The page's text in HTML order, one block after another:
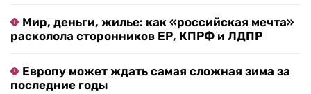
Мир, деньги, жилье: как «российская мечта»
расколола сторонников ЕР, КПРФ и ЛДПР
Европу может ждать самая сложная зима за
последние годы